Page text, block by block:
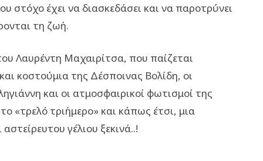
στόχο έχει να διασκεδάσει και να παροτρύνει
τη ζωή.
Λαυρέντη Μαχαιρίτσα, που παίζεται
κοστούμια της Δέσποινας Βολίδη, οι
και οι ατμοσφαιρικοί φωτισμοί της
«τρελό τριήμερο» και κάπως έτσι, μια
γέλιου ξεκινά..!